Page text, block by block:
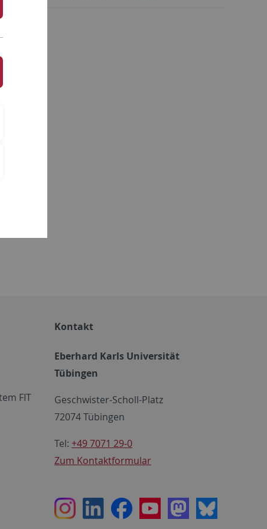
FIT
Kontakt
Eberhard Karls Universität
Tübingen
Geschwister-Scholl-Platz
72074 Tübingen
Tel: +49 7071 29-0
Zum Kontaktformular
InstagramLinkedInFacebookYoutubeMastodon
Bluesky